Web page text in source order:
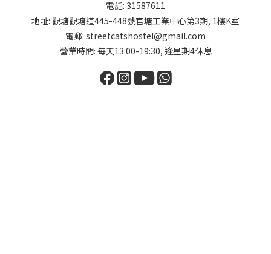
電話: 31587611
地址: 觀塘觀塘道445-448號官塘工業中心第3期, 1樓K室
電郵: streetcatshostel@gmail.com
營業時間: 每天13:00-19:30, 逢星期4休息